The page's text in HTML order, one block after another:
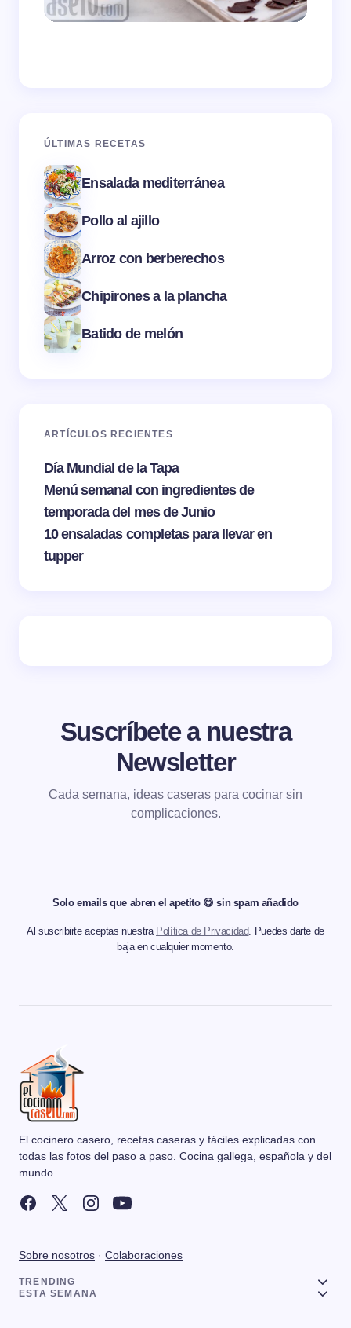
ÚLTIMAS RECETAS
Ensalada mediterránea
Pollo al ajillo
Arroz con berberechos
Chipirones a la plancha
Batido de melón
ARTÍCULOS RECIENTES
Día Mundial de la Tapa
Menú semanal con ingredientes de
temporada del mes de Junio
10 ensaladas completas para llevar en
tupper
Suscríbete a nuestra
Newsletter
Cada semana, ideas caseras para cocinar sin
complicaciones.
Solo emails que abren el apetito 😋 sin spam añadido
Al suscribirte aceptas nuestra Política de Privacidad. Puedes darte de
baja en cualquier momento.
El cocinero casero, recetas caseras y fáciles explicadas con
todas las fotos del paso a paso. Cocina gallega, española y del
mundo.
Sobre nosotros · Colaboraciones
TRENDING
ESTA SEMANA